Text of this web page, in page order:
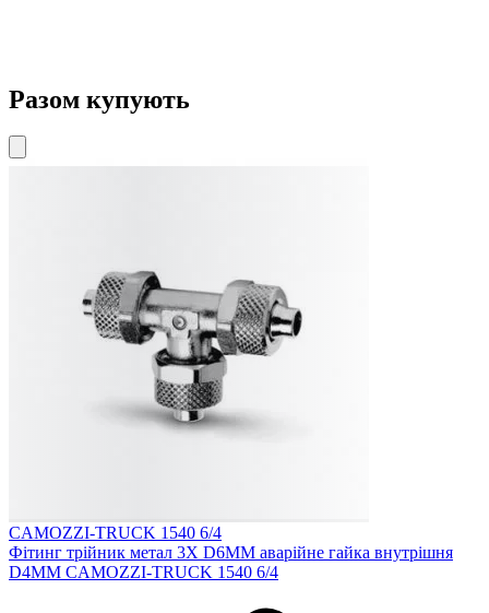
Разом купують
CAMOZZI-TRUCK 1540 6/4
Фітинг трійник метал 3X D6MM аварійне гайка внутрішня
D4MM CAMOZZI-TRUCK 1540 6/4